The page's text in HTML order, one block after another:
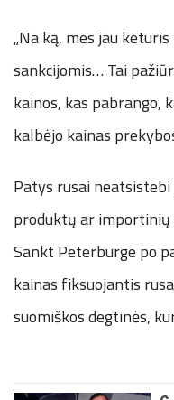
„Na ką, mes jau
sankcijomis… Tai
kainos, kas pabrango,
kalbėjo kainas
Patys rusai
produktų ar
Sankt Peterburge po
kainas fiksuojantis
suomiškos degtinės,